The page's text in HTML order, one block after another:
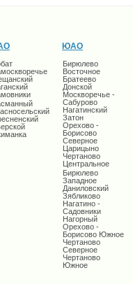
ЮАО
Бирюлево
Восточное
Братеево
Донской
Москворечье -
Сабурово
Нагатинский
Затон
Орехово -
Борисово
Северное
Царицыно
Чертаново
Центральное
Бирюлево
Западное
Даниловский
Зябликово
Нагатино -
Садовники
Нагорный
Орехово -
Борисово Южное
Чертаново
Северное
Чертаново
Южное